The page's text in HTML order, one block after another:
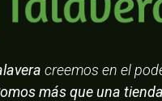
creemos en el
más que una